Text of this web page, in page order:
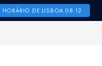
HORÁRIO DE LISBOA 08:12